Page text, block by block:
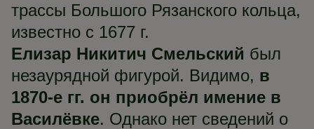
трассы Большого Рязанского кольца,
известно с 1677 г.
Елизар Никитич Смельский был
незаурядной фигурой. Видимо, в
1870-е гг. он приобрёл имение в
Василёвке. Однако нет сведений о